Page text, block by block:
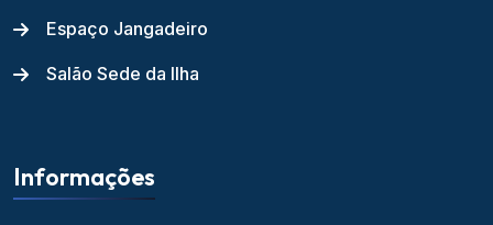
Espaço Jangadeiro
Salão Sede da Ilha
Informações